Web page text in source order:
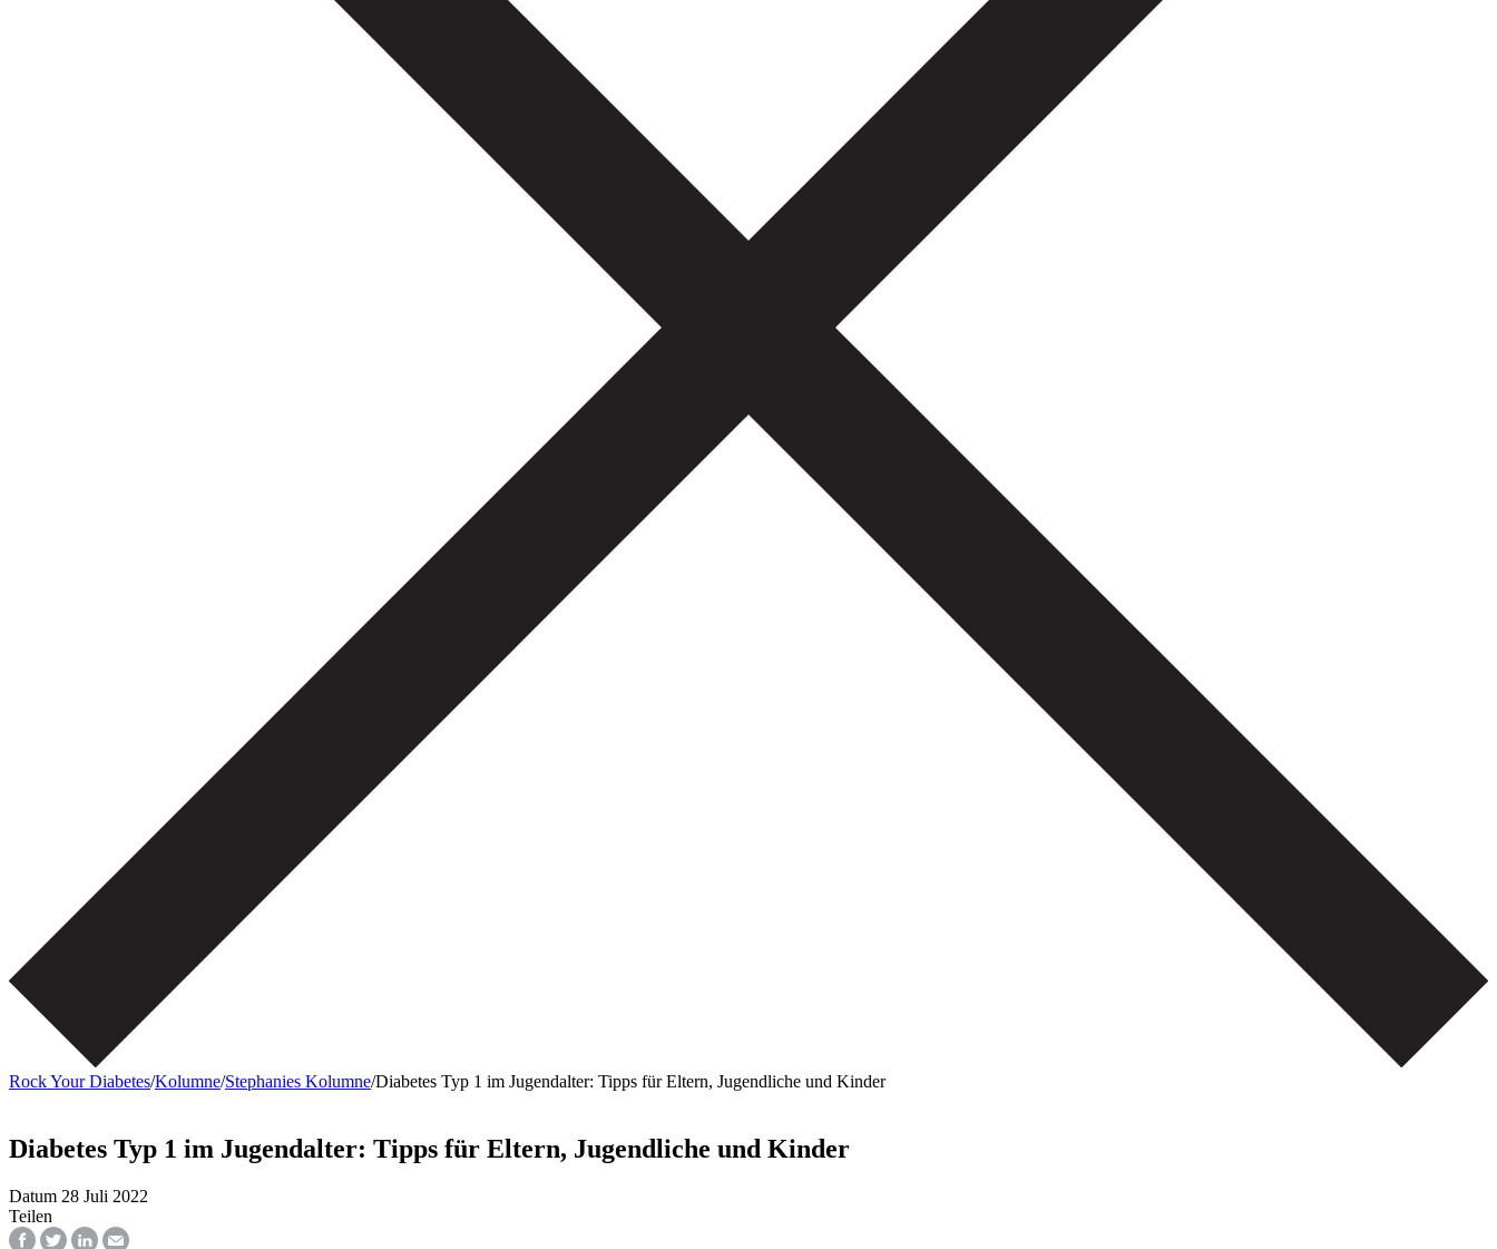
Rock Your Diabetes/Kolumne/Stephanies Kolumne/Diabetes Typ 1 im Jugendalter: Tipps für Eltern, Jugendliche und Kinder
Diabetes Typ 1 im Jugendalter: Tipps für Eltern, Jugendliche und Kinder
Datum 28 Juli 2022
Teilen